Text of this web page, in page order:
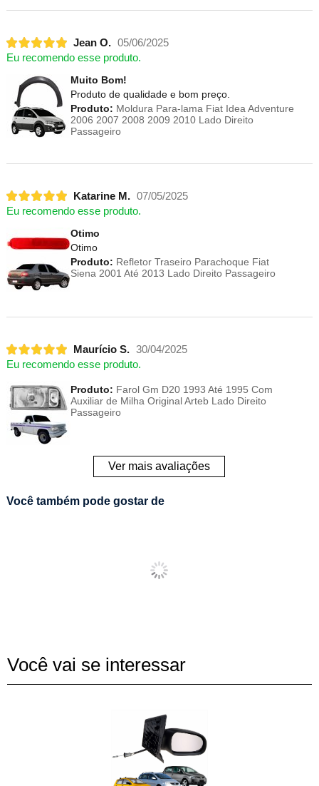
Jean O. 05/06/2025
Eu recomendo esse produto.
Muito Bom!
Produto de qualidade e bom preço.
Produto: Moldura Para-lama Fiat Idea Adventure
2006 2007 2008 2009 2010 Lado Direito
Passageiro
Katarine M. 07/05/2025
Eu recomendo esse produto.
Otimo
Otimo
Produto: Refletor Traseiro Parachoque Fiat
Siena 2001 Até 2013 Lado Direito Passageiro
Maurício S. 30/04/2025
Eu recomendo esse produto.
Produto: Farol Gm D20 1993 Até 1995 Com
Auxiliar de Milha Original Arteb Lado Direito
Passageiro
Ver mais avaliações
Você também pode gostar de
Você vai se interessar